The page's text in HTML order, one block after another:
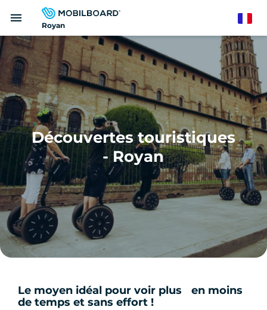
principal
Royan
menu
Découvertes touristiques
- Royan
Le moyen idéal pour voir plus en moins
de temps et sans effort !